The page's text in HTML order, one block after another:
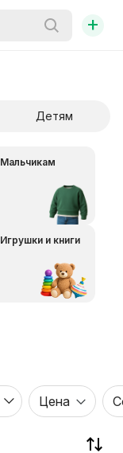
+
Детям
Мальчикам
Игрушки и книги
Цена